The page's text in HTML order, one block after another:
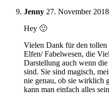
Jenny 27. November
Hey 🙂
Vielen Dank für den
Elfen/ Fabelwesen, die
Darstellung auch wenn
sind. Sie sind magisch,
nie genau, ob sie wirklich
kann man einfach alles